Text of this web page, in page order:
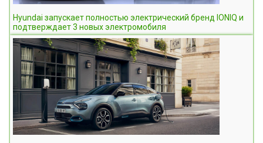
Hyundai запускает полностью электрический бренд IONIQ и
подтверждает 3 новых электромобиля